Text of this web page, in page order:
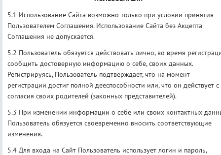
5.1 Использование Сайта возможно только при условии принятия
Пользователем Соглашения. Использование Сайта без Акцепта
Соглашения не допускается.
5.2 Пользователь обязуется действовать лично, во время
сообщить достоверную информацию о себе, своих данных.
Регистрируясь, Пользователь подтверждает, что на момент
регистрации достиг полной дееспособности или, что он действует с
согласия своих родителей (законных представителей).
5.3 При изменении информации о себе или своих контактных
Пользователь обязуется своевременно вносить соответствующие
изменения.
5.4 Для входа на Сайт Пользователь использует логин и пароль,